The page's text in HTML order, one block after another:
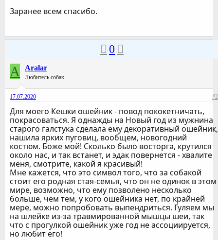
Заранее всем спасибо.
0
A Aralar
Любитель собак
17.07.2020 #2
Для моего Кешки ошейник - повод пококетничать,
покрасоваться. Я однажды на Новый год из мужнина
старого галстука сделала ему декоративный ошейник,
нашила ярких пуговиц, вообщем, новогодний
костюм. Боже мой! Сколько было восторга, крутился
около нас, и так встанет, и эдак повернется - хвалите
меня, смотрите, какой я красивый!
Мне кажется, что это символ того, что за собакой
стоит его родная стая-семья, что он не одинок в этом
мире, возможно, что ему позволено несколько
больше, чем тем, у кого ошейника нет, по крайней
мере, можно попробовать выпендриться. Гуляем мы
на шлейке из-за травмированной мышцы шеи, так
что с прогулкой ошейник уже год не ассоциируется,
но любит его!